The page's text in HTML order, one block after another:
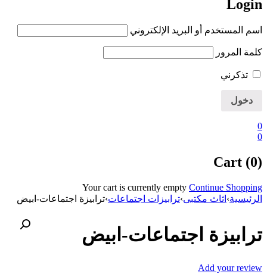
Login
اسم المستخدم أو البريد الإلكتروني
كلمة المرور
تذكرني
0
0
Cart (0)
Your cart is currently empty Continue Shopping
الرئيسية› اثاث مكتبى›ترابيزات اجتماعات›ترابيزة اجتماعات-ابيض
ترابيزة اجتماعات-ابيض
Add your review